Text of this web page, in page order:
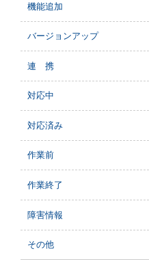
機能追加
バージョンアップ
連 携
対応中
対応済み
作業前
作業終了
障害情報
その他